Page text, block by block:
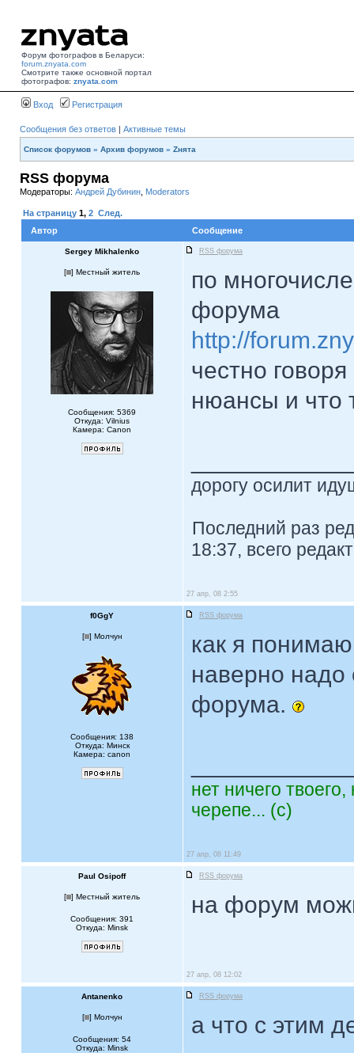
Форум фотографов в Беларуси:
forum.znyata.com
Смотрите также основной портал
фотографов: znyata.com
Вход Регистрация
Сообщения без ответов | Активные темы
Список форумов » Архив форумов » Zнята
RSS форума
Модераторы: Андрей Дубинин Moderators
На страницу 1, 2 След.
Автор
Сообщение
Sergey Mikhalenko RSS форума
[ ] Местный житель
Сообщения: 5369
Откуда: Vilnius
Камера: Canon
по
форума
http://
честно
нюансы и что
дорогу осилит
Последний раз
18:37, всего
27 апр, 08 2:55
f0GgY RSS форума
[ ] Молчун
Сообщения: 138
Откуда: Минск
Камера: canon
как я
наверно надо
форума.
нет ничего
черепе... (с)
27 апр, 08 11:49
Paul Osipoff RSS форума
[ ] Местный житель
Сообщения: 391
Откуда: Minsk
на форум
27 апр, 08 12:02
Antanenko RSS форума
[ ] Молчун
Сообщения: 54
Откуда: Minsk
а что с этим